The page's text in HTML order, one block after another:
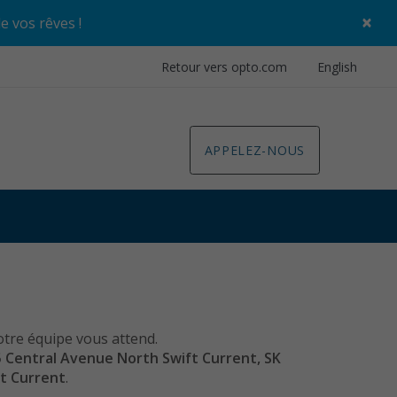
vos rêves ! ×
Retour vers opto.com English
APPELEZ-NOUS
équipe vous attend.
Central Avenue North Swift Current, SK
Current.